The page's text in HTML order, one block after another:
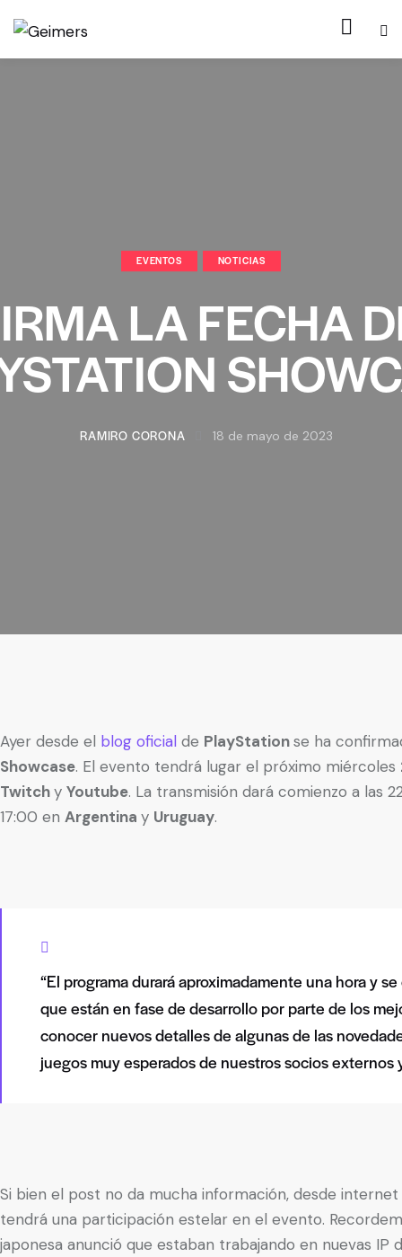
EVENTOS NOTICIAS
LA FECHA
RAMIRO CORONA 18 de mayo de 2023
Ayer desde el blog oficial de PlayStationse ha
Showcase. El evento tendrá lugar el próximo miércoles
Twitchy Youtube. La transmisión dará comienzo a las
17:00 en Argentina y Uruguay.
“El programa durará aproximadamente una hora y
que están en fase de desarrollo por parte de los
conocer nuevos detalles de algunas de las
juegos muy esperados de nuestros socios
Si bien el post no da mucha información, desde
tendrá una participación estelar en el evento.
japonesa anunció que estaban trabajando en nuevas IP